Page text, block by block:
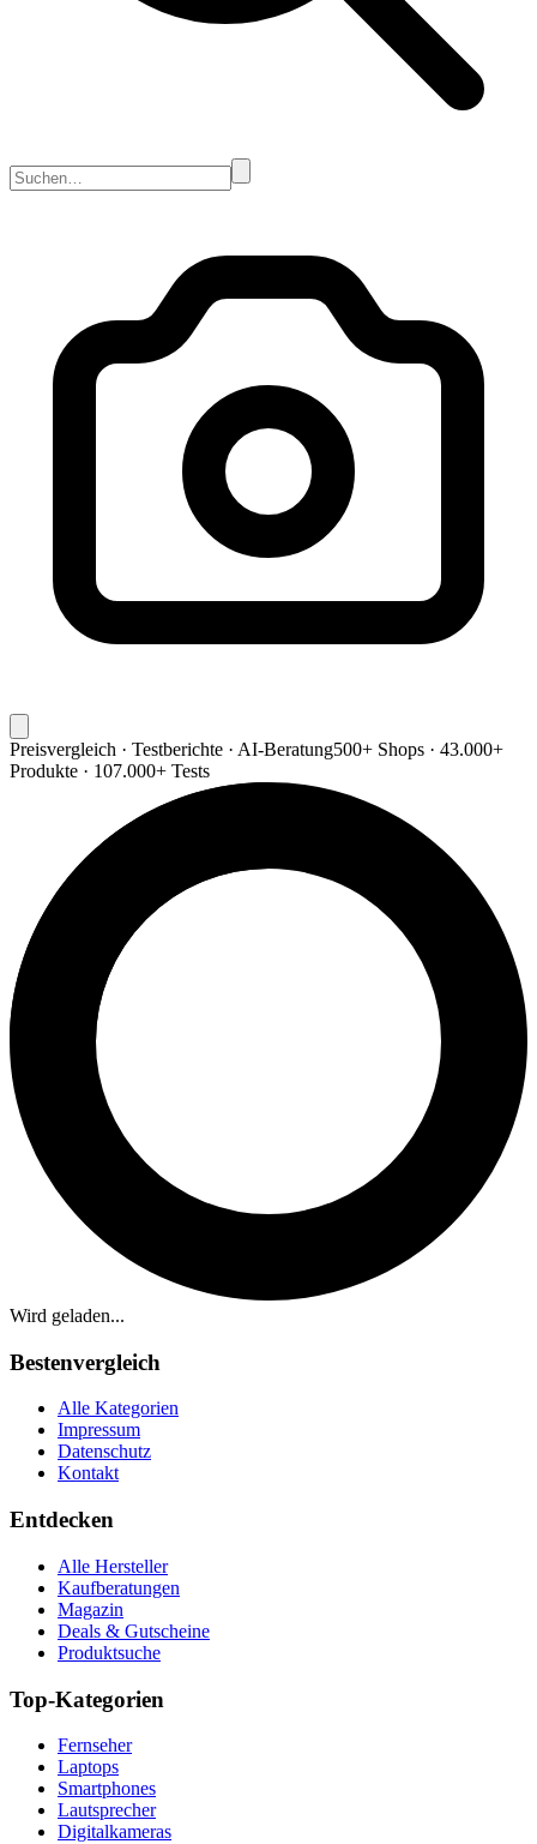
Preisvergleich · Testberichte · AI-Beratung500+ Shops · 43.000+
Produkte · 107.000+ Tests
Wird geladen...
Bestenvergleich
Alle Kategorien
Impressum
Datenschutz
Kontakt
Entdecken
Alle Hersteller
Kaufberatungen
Magazin
Deals & Gutscheine
Produktsuche
Top-Kategorien
Fernseher
Laptops
Smartphones
Lautsprecher
Digitalkameras